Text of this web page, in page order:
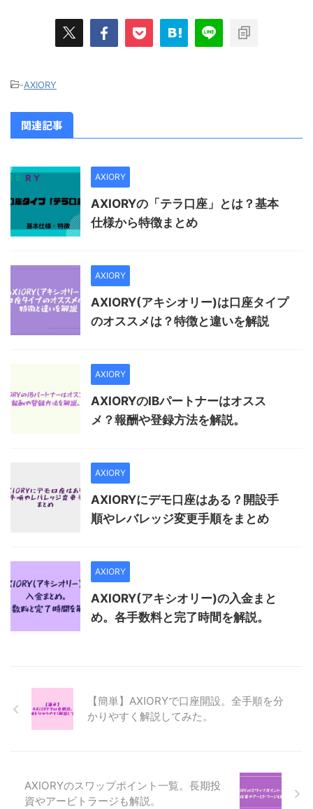
-AXIORY
関連記事
AXIORY
AXIORYの「テラ口座」とは？基本
仕様から特徴まとめ
AXIORY
AXIORY(アキシオリー)は口座タイプ
のオススメは？特徴と違いを解説
AXIORY
AXIORYのIBパートナーはオスス
メ？報酬や登録方法を解説。
AXIORY
AXIORYにデモ口座はある？開設手
順やレバレッジ変更手順をまとめ
AXIORY
AXIORY(アキシオリー)の入金まと
め。各手数料と完了時間を解説。
【簡単】AXIORYで口座開設。全手順を分
かりやすく解説してみた。
AXIORYのスワップポイント一覧。長期投
資やアービトラージも解説。